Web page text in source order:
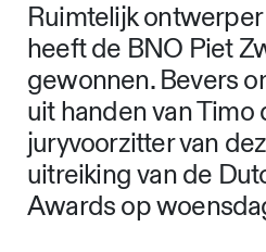
Ruimtelijk
heeft de BNO Piet
gewonnen. Bevers
uit handen van Timo
juryvoorzitter van
uitreiking van de
Awards op